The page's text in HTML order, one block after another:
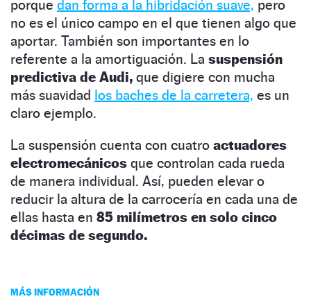
porque dan forma a la hibridación suave, pero
no es el único campo en el que tienen algo que
aportar. También son importantes en lo
referente a la amortiguación. La suspensión
predictiva de Audi, que digiere con mucha
más suavidad los baches de la carretera, es un
claro ejemplo.
La suspensión cuenta con cuatro actuadores
electromecánicos que controlan cada rueda
de manera individual. Así, pueden elevar o
reducir la altura de la carrocería en cada una de
ellas hasta en 85 milímetros en solo cinco
décimas de segundo.
MÁS INFORMACIÓN